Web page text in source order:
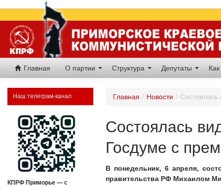
Главная О партии Структура Депутаты
Наш телеграм-канал
КПРФ Приморье — с
Главная / Новости /
Состоялась
Госдуме с
В понедельник, 6 апреля,
правительства РФ Михаилом